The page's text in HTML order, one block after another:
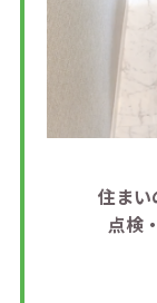
住まい
点検